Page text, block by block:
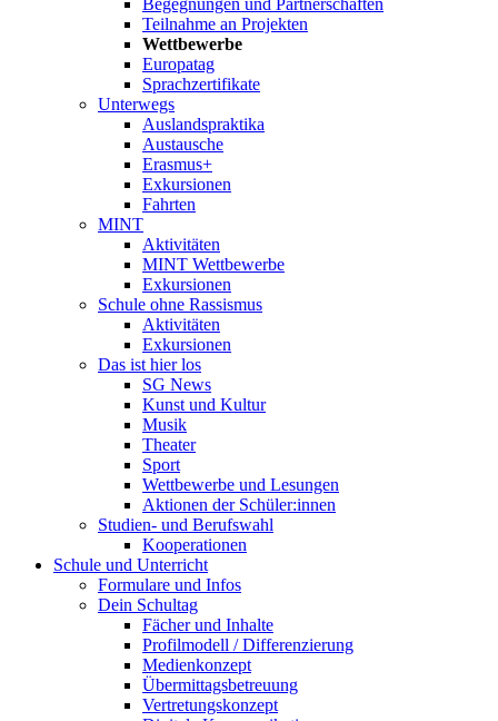
Begegnungen und Partnerschaften
Teilnahme an Projekten
Wettbewerbe
Europatag
Sprachzertifikate
Unterwegs
Auslandspraktika
Austausche
Erasmus+
Exkursionen
Fahrten
MINT
Aktivitäten
MINT Wettbewerbe
Exkursionen
Schule ohne Rassismus
Aktivitäten
Exkursionen
Das ist hier los
SG News
Kunst und Kultur
Musik
Theater
Sport
Wettbewerbe und Lesungen
Aktionen der Schüler:innen
Studien- und Berufswahl
Kooperationen
Schule und Unterricht
Formulare und Infos
Dein Schultag
Fächer und Inhalte
Profilmodell / Differenzierung
Medienkonzept
Übermittagsbetreuung
Vertretungskonzept